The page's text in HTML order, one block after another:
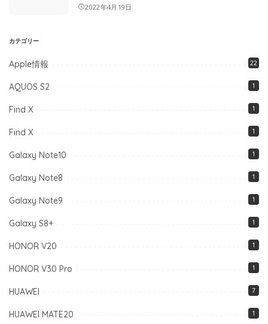
2022年4月19日
カテゴリー
Apple情報 22
AQUOS S2 1
Find X 1
Find X 1
Galaxy Note10 1
Galaxy Note8 1
Galaxy Note9 1
Galaxy S8+ 1
HONOR V20 1
HONOR V30 Pro 1
HUAWEI 7
HUAWEI MATE20 1